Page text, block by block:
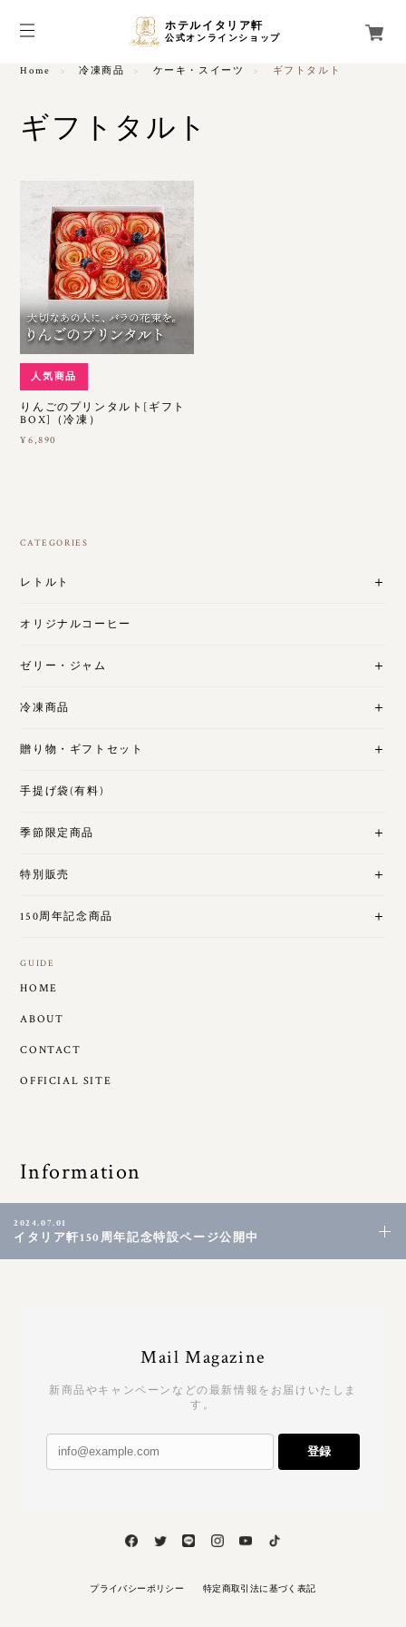
ホテルイタリア軒
公式オンラインショップ
Home 冷凍商品 ケーキ・スイーツ ギフトタルト
ギフトタルト
人気商品
りんごのプリンタルト[ギフト
BOX]（冷凍）
¥6,890
CATEGORIES
レトルト
オリジナルコーヒー
ゼリー・ジャム
冷凍商品
贈り物・ギフトセット
手提げ袋(有料)
季節限定商品
特別販売
150周年記念商品
GUIDE
HOME
ABOUT
CONTACT
OFFICIAL SITE
Information
2024.07.01
イタリア軒150周年記念特設ページ公開中
Mail Magazine
新商品やキャンペーンなどの最新情報をお届けいたしま
す。
登録
プライバシーポリシー 特定商取引法に基づく表記